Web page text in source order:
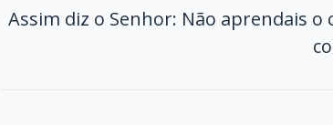
Assim diz o Senhor: Não aprendais